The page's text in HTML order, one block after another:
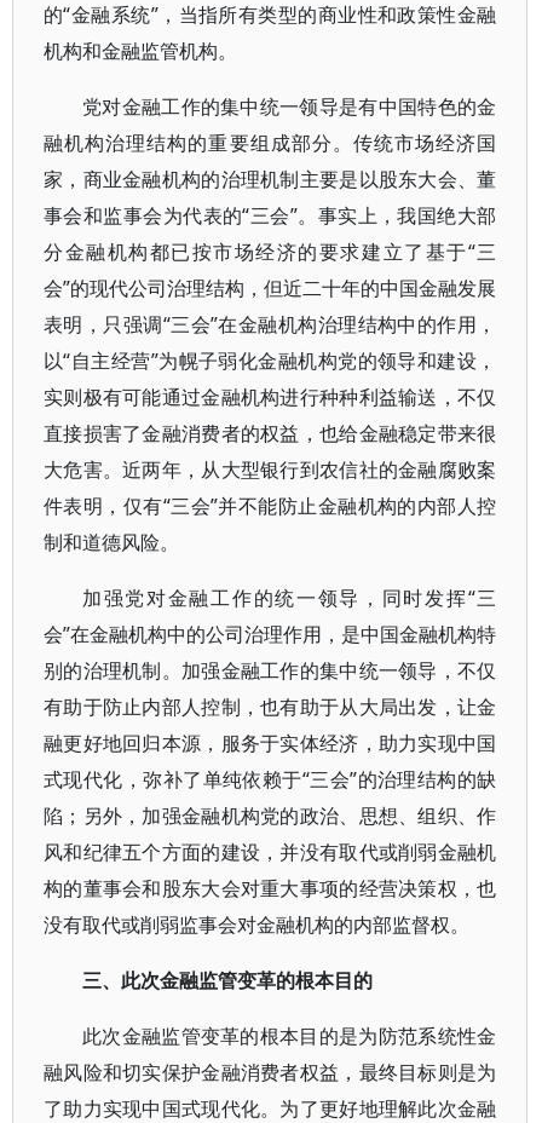
的“金融系统”，当指所有类型的商业性和政策性金融
机构和金融监管机构。
党对金融工作的集中统一领导是有中国特色的金
融机构治理结构的重要组成部分。传统市场经济国
家，商业金融机构的治理机制主要是以股东大会、董
事会和监事会为代表的“三会”。事实上，我国绝大部
分金融机构都已按市场经济的要求建立了基于“三
会”的现代公司治理结构，但近二十年的中国金融发展
表明，只强调“三会”在金融机构治理结构中的作用，
以“自主经营”为幌子弱化金融机构党的领导和建设，
实则极有可能通过金融机构进行种种利益输送，不仅
直接损害了金融消费者的权益，也给金融稳定带来很
大危害。近两年，从大型银行到农信社的金融腐败案
件表明，仅有“三会”并不能防止金融机构的内部人控
制和道德风险。
加强党对金融工作的统一领导，同时发挥“三
会”在金融机构中的公司治理作用，是中国金融机构特
别的治理机制。加强金融工作的集中统一领导，不仅
有助于防止内部人控制，也有助于从大局出发，让金
融更好地回归本源，服务于实体经济，助力实现中国
式现代化，弥补了单纯依赖于“三会”的治理结构的缺
陷；另外，加强金融机构党的政治、思想、组织、作
风和纪律五个方面的建设，并没有取代或削弱金融机
构的董事会和股东大会对重大事项的经营决策权，也
没有取代或削弱监事会对金融机构的内部监督权。
三、此次金融监管变革的根本目的
此次金融监管变革的根本目的是为防范系统性金
融风险和切实保护金融消费者权益，最终目标则是为
了助力实现中国式现代化。为了更好地理解此次金融